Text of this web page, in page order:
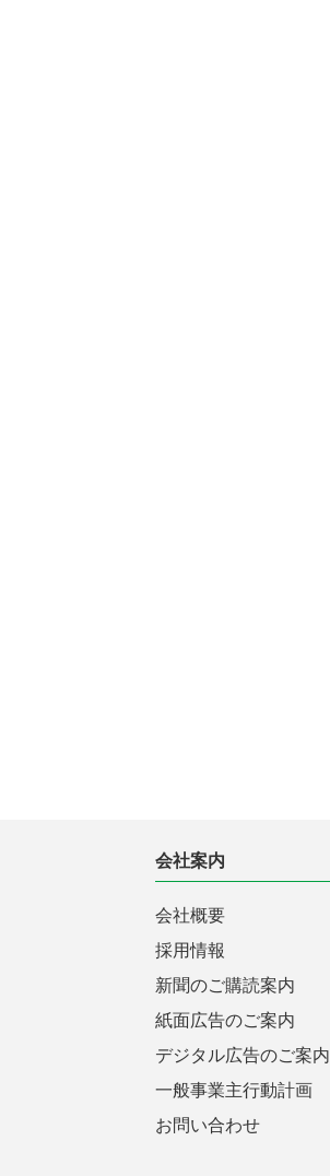
会社案内
会社概要
採用情報
新聞のご購読案内
紙面広告のご案内
デジタル広告のご案内
一般事業主行動計画
お問い合わせ